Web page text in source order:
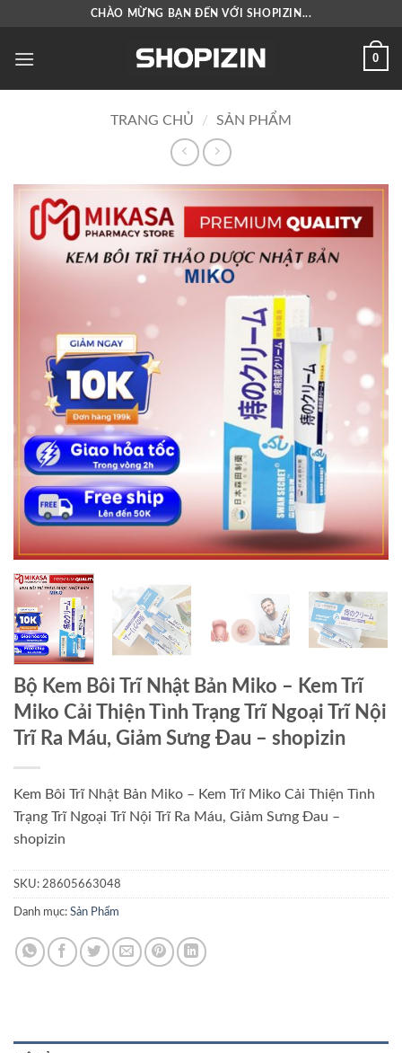
nội
CHÀO MỪNG BẠN ĐẾN VỚI SHOPIZIN...
0
TRANG CHỦ / SẢN PHẨM
Bộ Kem Bôi Trĩ Nhật Bản Miko – Kem Trĩ
Miko Cải Thiện Tình Trạng Trĩ Ngoại Trĩ Nội
Trĩ Ra Máu, Giảm Sưng Đau – shopizin
Kem Bôi Trĩ Nhật Bản Miko – Kem Trĩ Miko Cải Thiện Tình
Trạng Trĩ Ngoại Trĩ Nội Trĩ Ra Máu, Giảm Sưng Đau –
shopizin
SKU: 28605663048
Danh mục: Sản Phẩm